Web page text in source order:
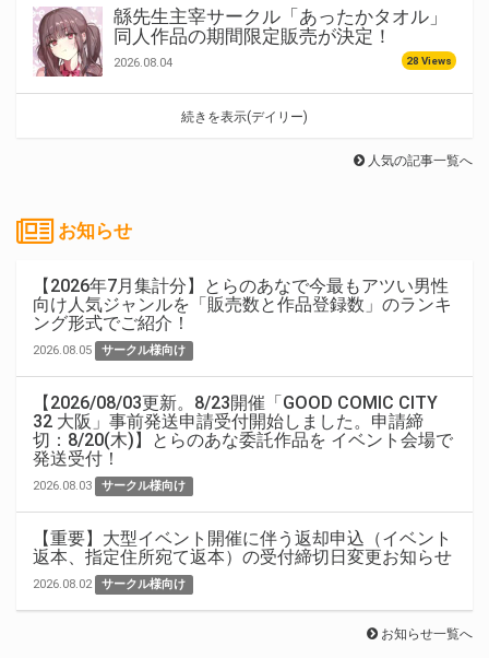
緜先生主宰サークル「あったかタオル」
同人作品の期間限定販売が決定！
2026.08.04 28 Views
続きを表示(デイリー)
人気の記事一覧へ
お知らせ
【2026年7月集計分】とらのあなで今最もアツい男性
向け人気ジャンルを「販売数と作品登録数」のランキ
ング形式でご紹介！
2026.08.05 サークル様向け
【2026/08/03更新。8/23開催「GOOD COMIC CITY
32 大阪」事前発送申請受付開始しました。申請締
切：8/20(木)】とらのあな委託作品を イベント会場で
発送受付！
2026.08.03 サークル様向け
【重要】大型イベント開催に伴う返却申込（イベント
返本、指定住所宛て返本）の受付締切日変更お知らせ
2026.08.02 サークル様向け
お知らせ一覧へ